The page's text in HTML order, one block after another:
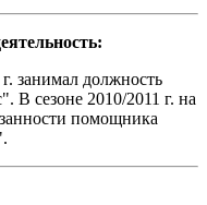
занимал должность
В сезоне 2010/2011 г. на
помощника